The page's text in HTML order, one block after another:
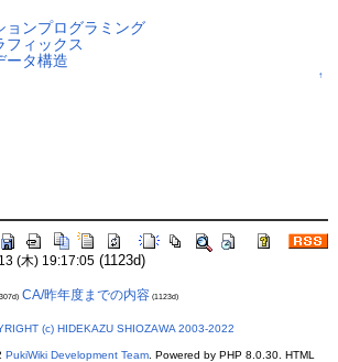
ョンプログラミング
フィックス
ータ構造
↑
(木) 19:17:05(1123d)
CA/昨年度までの内容(1123d)
(c) HIDEKAZU SHIOZAWA 2003-2022
PukiWiki Development Team. Powered by PHP 8.0.30. HTML